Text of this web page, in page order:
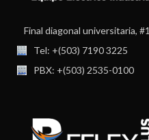
Final diagonal universitaria,
Tel: +(503) 7190 3225
PBX: +(503) 2535-0100